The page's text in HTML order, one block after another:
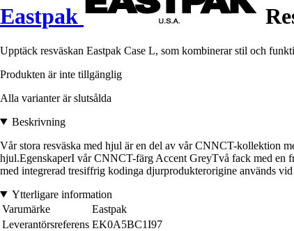
Eastpak
Upptäck resväskan Eastpak Case L, som kombinerar stil och
Produkten är inte tillgänglig
Alla varianter är slutsålda
Beskrivning
Vår stora resväska med hjul är en del av vår CNNCT-kollektion
hjul.EgenskaperI vår CNNCT-färg Accent GreyTvå fack med en
med integrerad tresiffrig kodinga djurprodukterorigine används
Ytterligare information
Varumärke
Eastpak
Leverantörsreferens EK0A5BC1I97